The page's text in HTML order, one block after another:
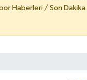
Haberleri / Son